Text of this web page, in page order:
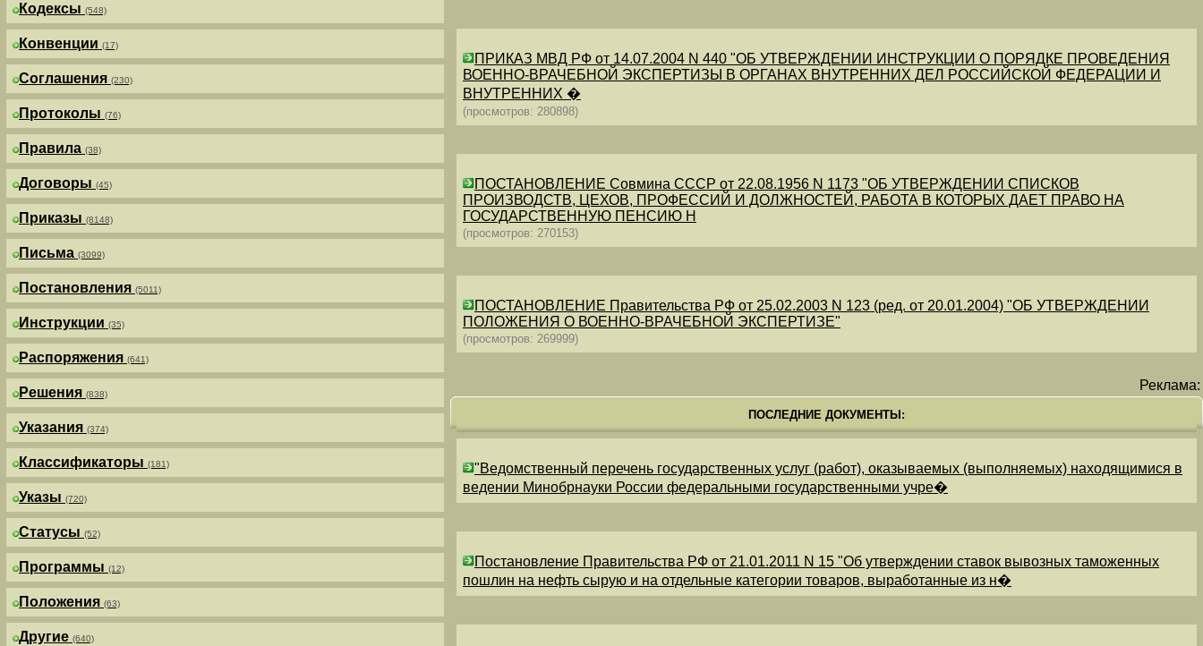
Кодексы (548)
Конвенции (17)
Соглашения (230)
Протоколы (76)
Правила (38)
Договоры (45)
Приказы (8148)
Письма (3099)
Постановления (5011)
Инструкции (35)
Распоряжения (641)
Решения (838)
Указания (374)
Классификаторы (181)
Указы (720)
Статусы (52)
Программы (12)
Положения (63)
Другие (640)
ПРИКАЗ МВД РФ от 14.07.2004 N 440 "ОБ УТВЕРЖДЕНИИ ИНСТРУКЦИИ О ПОРЯДКЕ ПРОВЕДЕНИЯ
ВОЕННО-ВРАЧЕБНОЙ ЭКСПЕРТИЗЫ В ОРГАНАХ ВНУТРЕННИХ ДЕЛ РОССИЙСКОЙ ФЕДЕРАЦИИ И
ВНУТРЕННИХ �
(просмотров: 280898)
ПОСТАНОВЛЕНИЕ Совмина СССР от 22.08.1956 N 1173 "ОБ УТВЕРЖДЕНИИ СПИСКОВ
ПРОИЗВОДСТВ, ЦЕХОВ, ПРОФЕССИЙ И ДОЛЖНОСТЕЙ, РАБОТА В КОТОРЫХ ДАЕТ ПРАВО НА
ГОСУДАРСТВЕННУЮ ПЕНСИЮ Н
(просмотров: 270153)
ПОСТАНОВЛЕНИЕ Правительства РФ от 25.02.2003 N 123 (ред. от 20.01.2004) "ОБ УТВЕРЖДЕНИИ
ПОЛОЖЕНИЯ О ВОЕННО-ВРАЧЕБНОЙ ЭКСПЕРТИЗЕ"
(просмотров: 269999)
Реклама:
ПОСЛЕДНИЕ ДОКУМЕНТЫ:
"Ведомственный перечень государственных услуг (работ), оказываемых (выполняемых) находящимися в
ведении Минобрнауки России федеральными государственными учре�
Постановление Правительства РФ от 21.01.2011 N 15 "Об утверждении ставок вывозных таможенных
пошлин на нефть сырую и на отдельные категории товаров, выработанные из н�